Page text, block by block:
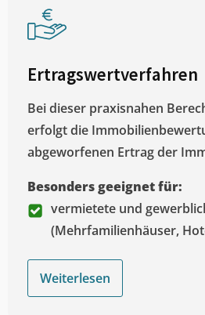
Ertragswertverfahren
Bei dieser praxisnahen
erfolgt die
abgeworfenen Ertrag der
Besonders geeignet für:
vermietete und
(Mehrfamilienhäuser,
Weiterlesen